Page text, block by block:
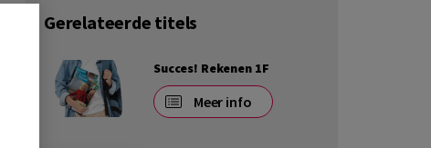
Gerelateerde titels
Succes! Rekenen 1F
Meer info